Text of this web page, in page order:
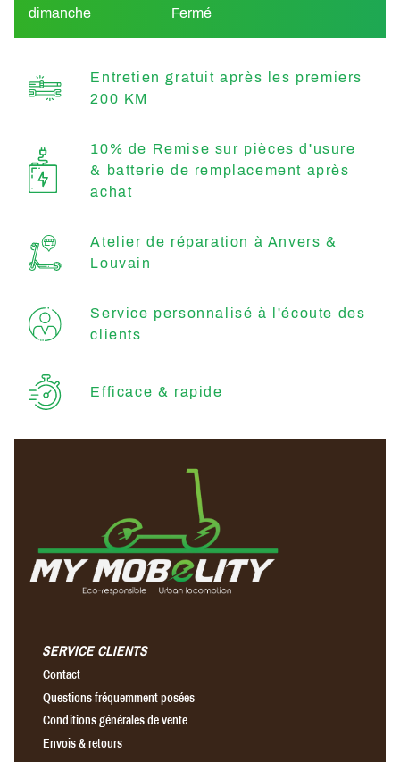
dimanche
Fermé
Entretien gratuit après les premiers
200 KM
10% de Remise sur pièces d'usure
& batterie de remplacement après
achat
Atelier de réparation à Anvers &
Louvain
Service personnalisé à l'écoute des
clients
Efficace & rapide
SERVICE CLIENTS
Contact
Questions fréquemment posées
Conditions générales de vente
Envois & retours